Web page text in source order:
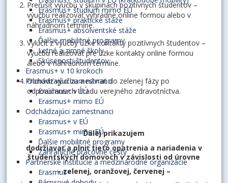
Erasmus+ štúdium mimo EÚ
Erasmus+ praktické stáže
Erasmus+ absolventské stáže
Ďalšie mobilitné programy
Letné a zimné školy
Skúsenosti študentov
Erasmus+ v 10 krokoch
Prichádzajúci zamestnanci
Erasmus+ v EÚ
Erasmus+ mimo EÚ
Odchádzajúci zamestnanci
Erasmus+ v EÚ
Erasmus+ mimo EÚ
Ďalšie mobilitné programy
Zahraničné pracovné cesty
Partnerské inštitúcie a medzinárodné organizácie
Erasmus+
Prerušiť výučbu v skupinách pozitívnych študentov –
výučbu realizovať výhradne online formou alebo v
náhradnom termíne.
Vylúčiť z výučby úzke kontakty pozitívnych študentov –
výučbu realizovať pre úzke kontakty online formou
alebo v náhradnom termíne.
Obnoviť výučbu a návrat do zelenej fázy po
odporúčaniach Úradu verejného zdravotníctva.
Ďalej prikazujem
dodržiavať a plniť tieto opatrenia a nariadenia v
študentských domovoch v závislosti od úrovne
– zelenej, oranžovej, červenej –